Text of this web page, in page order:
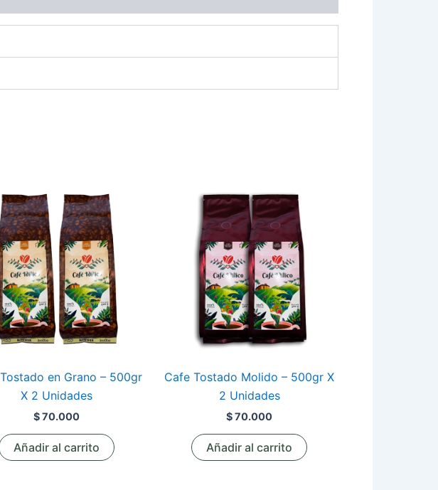
en Grano – 500gr
X 2 Unidades
$70.000
Añadir al carrito
Cafe Tostado Molido – 500gr X
2 Unidades
$70.000
Añadir al carrito